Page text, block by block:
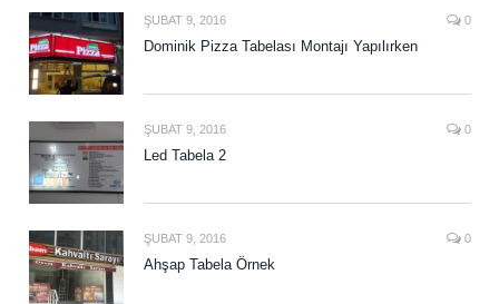
ŞUBAT 9, 2016 0
Dominik Pizza Tabelası Montajı Yapılırken
ŞUBAT 9, 2016 0
Led Tabela 2
ŞUBAT 9, 2016 0
Ahşap Tabela Örnek